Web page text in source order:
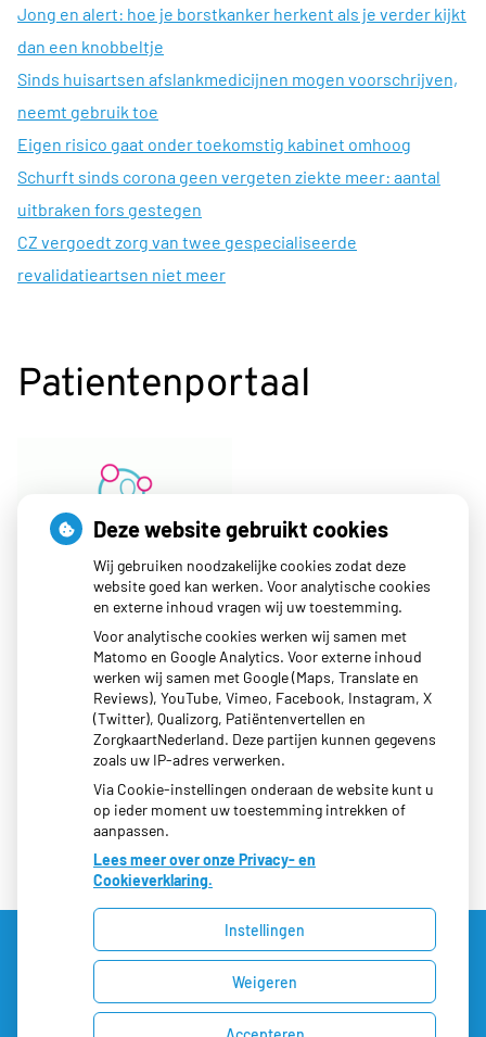
Jong en alert: hoe je borstkanker herkent als je verder kijkt
dan een knobbeltje
Sinds huisartsen afslankmedicijnen mogen voorschrijven,
neemt gebruik toe
Eigen risico gaat onder toekomstig kabinet omhoog
Schurft sinds corona geen vergeten ziekte meer: aantal
uitbraken fors gestegen
CZ vergoedt zorg van twee gespecialiseerde
revalidatieartsen niet meer
Patientenportaal
Moet ik naar de Dokter
Uw Zorg Online|Beheer
Cookie-instellingen
Deze website gebruikt cookies
Wij gebruiken noodzakelijke cookies zodat deze
website goed kan werken. Voor analytische cookies
en externe inhoud vragen wij uw toestemming.
Voor analytische cookies werken wij samen met
Matomo en Google Analytics. Voor externe inhoud
werken wij samen met Google (Maps, Translate en
Reviews), YouTube, Vimeo, Facebook, Instagram, X
(Twitter), Qualizorg, Patiëntenvertellen en
ZorgkaartNederland. Deze partijen kunnen gegevens
zoals uw IP-adres verwerken.
Via Cookie-instellingen onderaan de website kunt u
op ieder moment uw toestemming intrekken of
aanpassen.
Lees meer over onze Privacy- en
Cookieverklaring.
Instellingen
Weigeren